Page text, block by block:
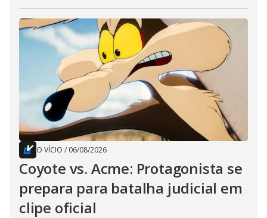
O VÍCIO / 06/08/2026
Coyote vs. Acme: Protagonista se
prepara para batalha judicial em
clipe oficial